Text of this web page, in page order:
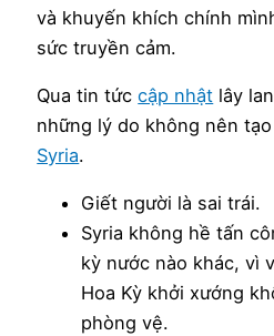
và khuyến khích chính
sức truyền cảm.
Qua tin tứccập nhật lây
những lý do không nên
Syria.
Giết người là sai trái.
Syria không hề tấn
kỳ nước nào khác, vì
Hoa Kỳ khởi xướng
phòng vệ.